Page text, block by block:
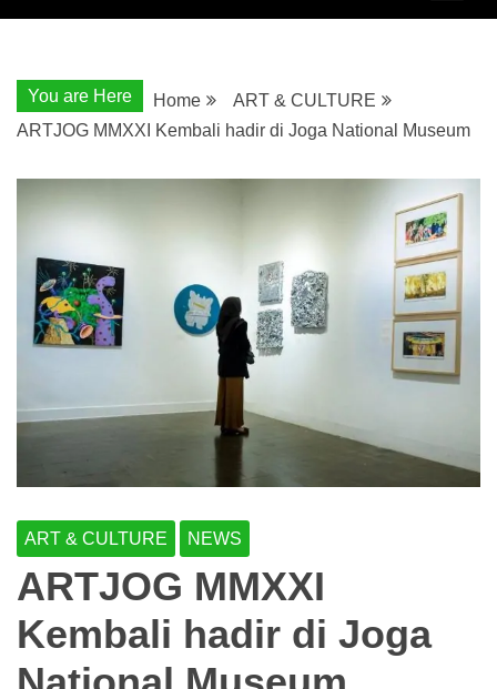
You are Here Home
ART & CULTURE
ARTJOG MMXXI Kembali hadir di Joga National Museum
ART & CULTURE NEWS
ARTJOG MMXXI
Kembali hadir di Joga